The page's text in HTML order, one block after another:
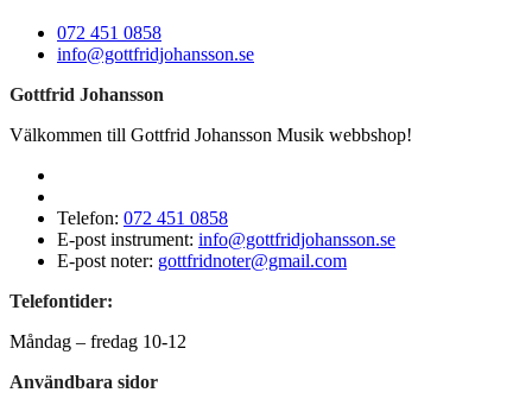
072 451 0858
info@gottfridjohansson.se
Gottfrid Johansson
Välkommen till Gottfrid Johansson Musik webbshop!
Telefon: 072 451 0858
E-post instrument: info@gottfridjohansson.se
E-post noter: gottfridnoter@gmail.com
Telefontider:
Måndag – fredag 10-12
Användbara sidor